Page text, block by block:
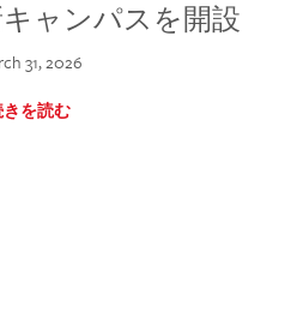
ャンパスを開設
31, 2026
を読む